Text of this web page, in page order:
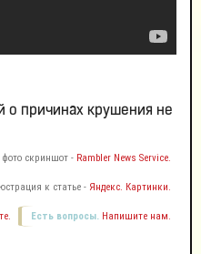
о причинах крушения не
скриншот - Rambler News Service.
к статье - Яндекс. Картинки.
Есть вопросы. Напишите нам.